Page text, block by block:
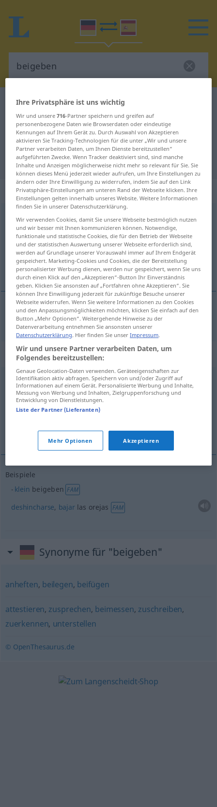
Deutsch-Spanisch Wörterbuch
Deutsch-Spanisch Übersetzung für
"beigeben"
"beigeben" Spanisch Übersetzung
„beigeben“: transitives Verb
beigebenv/t < irr,sep > GEH
Übersicht aller Übersetzungen
(Für mehr Details die Übersetzung anklicken/antippen)
añadir, agregar
añadir,agregar beigeben(≈ hinzufügen)
„beigeben“: intransitives Verb
beigebenv/i <irr,sep>
Übersicht aller Übersetzungen
(Für mehr Details die Übersetzung anklicken/antippen)
deshincharse...
Beispiele
klein beigeben FAM
deshincharse, bajarlas orejas FAM
Synonyme für "beigeben"
anheften, beilegen, beifügen
attestieren, zusprechen, beimessen, zuschreiben,
zuerkennen, unterstellen
© OpenThesaurus.de
Ihre Privatsphäre ist uns wichtig
Wir und unsere716-Partner speichern und greifen auf
personenbezogene Daten wie Browserdaten oder eindeutige
Kennungen auf Ihrem Gerät zu. Durch Auswahl von Akzeptieren
aktivieren Sie Tracking-Technologien für die unter „Wir und unsere
Partner verarbeiten Daten, um Ihnen Dienste bereitzustellen“
aufgeführten Zwecke. Wenn Tracker deaktiviert sind, sind manche
Inhalte und Anzeigen möglicherweise nicht mehr so relevant für Sie. Sie
können dieses Menü jederzeit wieder aufrufen, um Ihre Einstellungen zu
ändern oder Ihre Einwilligung zu widerrufen, indem Sie auf den Link
Privatsphäre-Einstellungen am unteren Rand der Webseite klicken. Ihre
Einstellungen gelten innerhalb unseres Website. Weitere Informationen
finden Sie in unserer Datenschutzerklärung.
Wir verwenden Cookies, damit Sie unsere Webseite bestmöglich nutzen
und wir besser mit Ihnen kommunizieren können. Notwendige,
funktionale und statistische Cookies, die für den Betrieb der Webseite
und der statistischen Auswertung unserer Webseite erforderlich sind,
werden auf Grundlage unserer Vorauswahl immer auf Ihrem Endgerät
gespeichert. Marketing-Cookies und Cookies, die der Bereitstellung
personalisierter Werbung dienen, werden nur gespeichert, wenn Sie uns
durch einen Klick auf den „Akzeptieren“-Button Ihr Einverständnis
geben. Klicken Sie ansonsten auf „Fortfahren ohne Akzeptieren“. Sie
können Ihre Einwilligung jederzeit für zukünftige Besuche unserer
Webseite widerrufen. Wenn Sie weitere Informationen zu den Cookies
und den Anpassungsmöglichkeiten möchten, klicken Sie einfach auf den
Button „Mehr Optionen“. Weitergehende Hinweise zu der
Datenverarbeitung entnehmen Sie ansonsten unserer
Datenschutzerklärung. Hier finden Sie unserImpressum.
Wir und unsere Partner verarbeiten Daten, um
Folgendes bereitzustellen:
Genaue Geolocation-Daten verwenden. Geräteeigenschaften zur
Identifikation aktiv abfragen. Speichern von und/oder Zugriff auf
Informationen auf einem Gerät. Personalisierte Werbung und Inhalte,
Messung von Werbung und Inhalten, Zielgruppenforschung und
Entwicklung von Dienstleistungen.
Liste der Partner (Lieferanten)
Mehr Optionen Akzeptieren